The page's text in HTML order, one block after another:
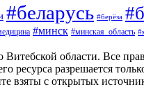
#беларусь #берёза
#минск #минская_область
области. Все
ресурса разрешается
взяты с открытых